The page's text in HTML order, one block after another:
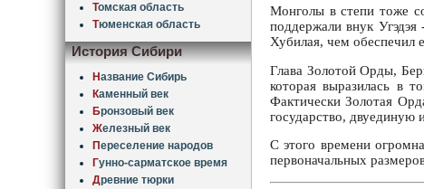
Томская область
Тюменская область
История Сибири
Название Сибирь
Каменный век
Бронзовый век
Железный век
Переселение народов
Гунно-сарматское время
Древние тюрки
Монголы в степи тоже
поддержали внук
Хубилая, чем обеспечил
Глава Золотой Орды,
которая выразилась в
Фактически Золотая
государство,
С этого времени
первоначальных